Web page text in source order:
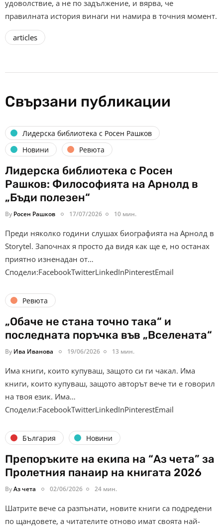
удоволствие, а не по задължение, и вярва, че
правилната история винаги ни намира в точния момент.
articles
Свързани публикации
Лидерска библиотека с Росен Рашков
Новини
Ревюта
Лидерска библиотека с Росен
Рашков: Философията на Арнолд в
„Бъди полезен“
By Росен Рашков 17/07/2026 10 мин.
Преди няколко години слушах биографията на Арнолд в
Storytel. Започнах я просто да видя как ще е, но останах
приятно изненадан от…
Сподели:FacebookTwitterLinkedInPinterestEmail
Ревюта
„Обаче не стана точно така“ и
последната поръчка във „Вселената“
By Ива Иванова 19/06/2026 13 мин.
Има книги, които купуваш, защото си ги чакал. Има
книги, които купуваш, защото авторът вече ти е говорил
на твоя език. Има…
Сподели:FacebookTwitterLinkedInPinterestEmail
България Новини
Препоръките на екипа на “Аз чета” за
Пролетния панаир на книгата 2026
ByАз чета 02/06/2026 24 мин.
Шатрите вече са разпънати, новите книги са подредени
по щандовете, а читателите отново имат своята най-